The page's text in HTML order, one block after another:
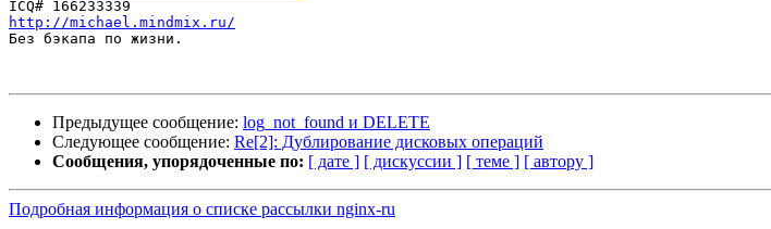
http://michael.mindmix.ru/
Без бэкапа по жизни.
Предыдущее сообщение: log_not_found и DELETE
Следующее сообщение: Re[2]: Дублирование дисковых операций
Сообщения, упорядоченные по: [ дате ] [ дискуссии ] [ теме ] [ автору ]
Подробная информация о списке рассылки nginx-ru